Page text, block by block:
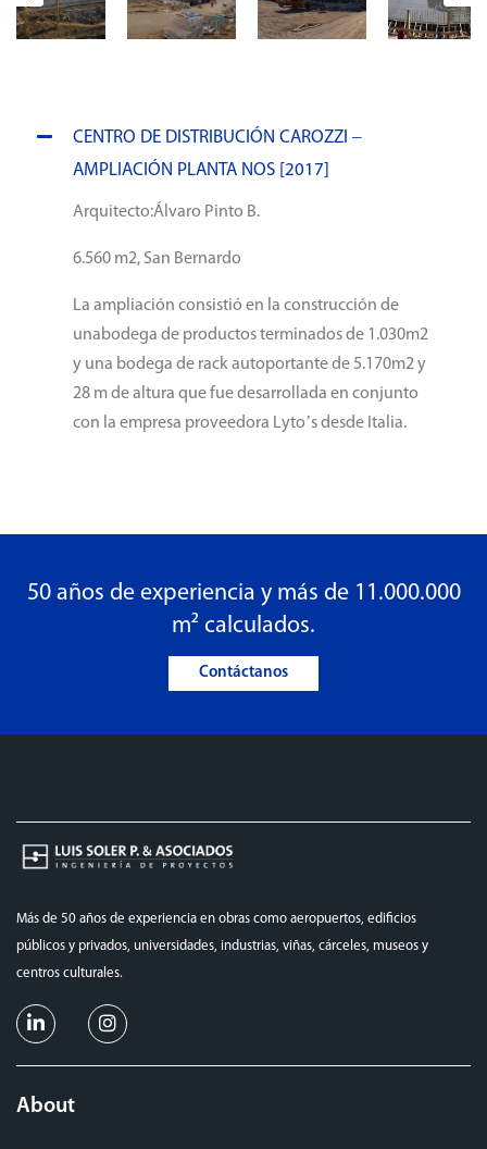
CENTRO DE DISTRIBUCIÓN CAROZZI –
AMPLIACIÓN PLANTA NOS [2017]
Arquitecto:Álvaro Pinto B.
6.560 m2, San Bernardo
La ampliación consistió en la construcción de
unabodega de productos terminados de 1.030m2
y una bodega de rack autoportante de 5.170m2 y
28 m de altura que fue desarrollada en conjunto
con la empresa proveedora Lyto’s desde Italia.
50 años de experiencia y más de 11.000.000
m² calculados.
Contáctanos
Más de 50 años de experiencia en obras como aeropuertos, edificios
públicos y privados, universidades, industrias, viñas, cárceles, museos y
centros culturales.
About